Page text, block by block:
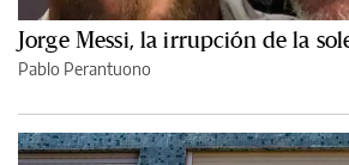
Jorge Messi, la irrupción de la
Pablo Perantuono